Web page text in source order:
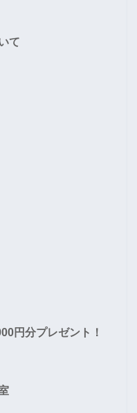
て
円分プレゼント！